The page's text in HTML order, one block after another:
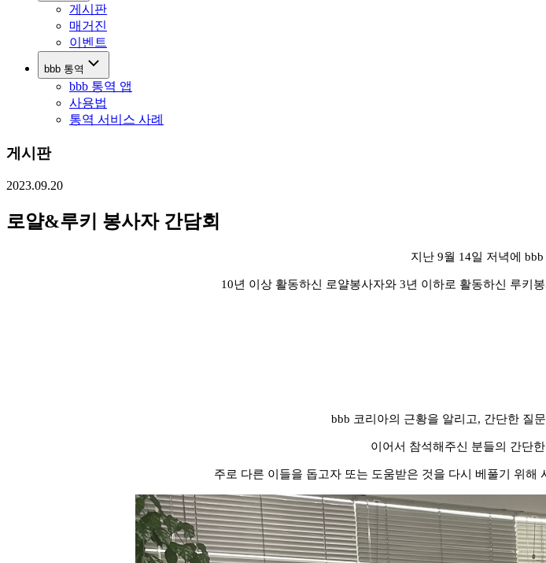
게시판
매거진
이벤트
bbb 통역
bbb 통역 앱
사용법
통역 서비스 사례
게시판
2023.09.20
로얄&루키 봉사자 간담회
지난 9월 14일 저녁에
10년 이상 활동하신 로얄봉사자와 3년 이하로 활동하신 루키
bbb 코리아의 근황을 알리고, 간단한 질
이어서 참석해주신 분들의 간단
주로 다른 이들을 돕고자 또는 도움받은 것을 다시 베풀기 위